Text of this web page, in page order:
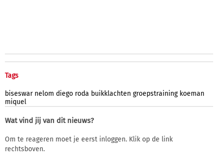
Tags
biseswar nelom diego roda buikklachten groepstraining koeman
miquel
Wat vind jij van dit nieuws?
Om te reageren moet je eerst inloggen. Klik op de link
rechtsboven.